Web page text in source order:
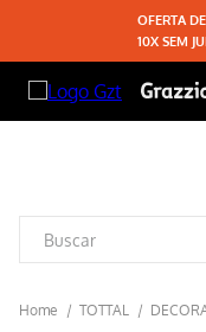
OFERTA
10X SEM
TOTTAL